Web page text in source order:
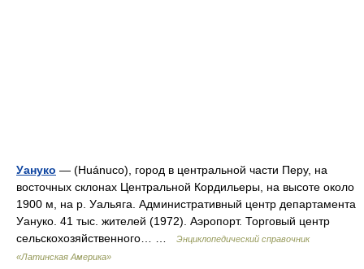
Уануко — (Huánuco), город в центральной части Перу, на
восточных склонах Центральной Кордильеры, на высоте около
1900 м, на р. Уальяга. Административный центр департамента
Уануко. 41 тыс. жителей (1972). Аэропорт. Торговый центр
сельскохозяйственного… …
Энциклопедический справочник
«Латинская Америка»